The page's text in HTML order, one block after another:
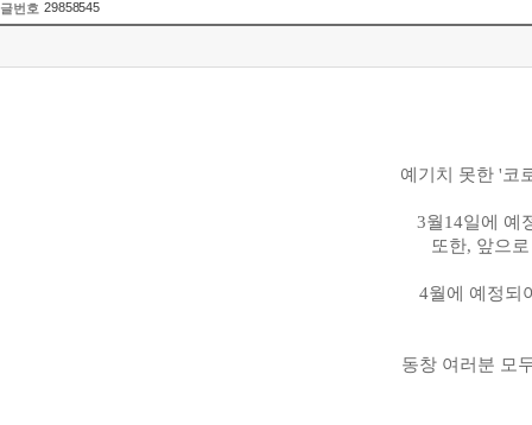
글번호 29858545
예기치 못한 '코
3월14일에 예
또한, 앞으
4월에 예정되
동창 여러분 모